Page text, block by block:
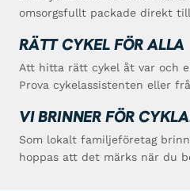
omsorgsfullt packade direkt
RÄTT CYKEL FÖR ALLA
Att hitta rätt cykel åt var och
Prova cykelassistenten eller
VI BRINNER FÖR
Som lokalt familjeföretag
hoppas att det märks när du